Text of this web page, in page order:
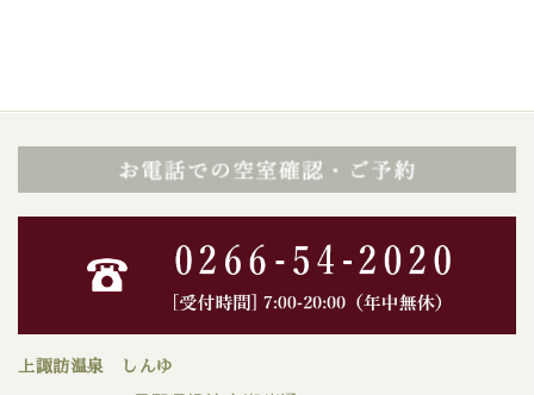
上諏訪温泉 しんゆ